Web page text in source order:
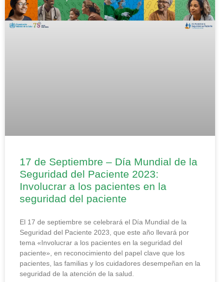
17 de Septiembre – Día Mundial de la
Seguridad del Paciente 2023:
Involucrar a los pacientes en la
seguridad del paciente
El 17 de septiembre se celebrará el Día Mundial de la
Seguridad del Paciente 2023, que este año llevará por
tema «Involucrar a los pacientes en la seguridad del
paciente», en reconocimiento del papel clave que los
pacientes, las familias y los cuidadores desempeñan en la
seguridad de la atención de la salud.